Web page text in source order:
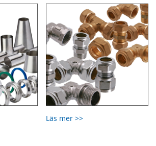
Läs mer >>